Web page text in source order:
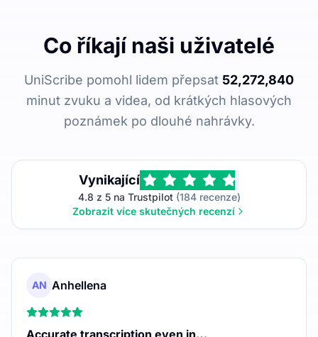
Co říkají naši uživatelé
UniScribe pomohl lidem přepsat 52,272,840
minut zvuku a videa, od krátkých hlasových
poznámek po dlouhé nahrávky.
Vynikající
4.8 z 5 na Trustpilot(184 recenze)
Zobrazit více skutečných recenzí
AN Anhellena
Accurate transcription even in…